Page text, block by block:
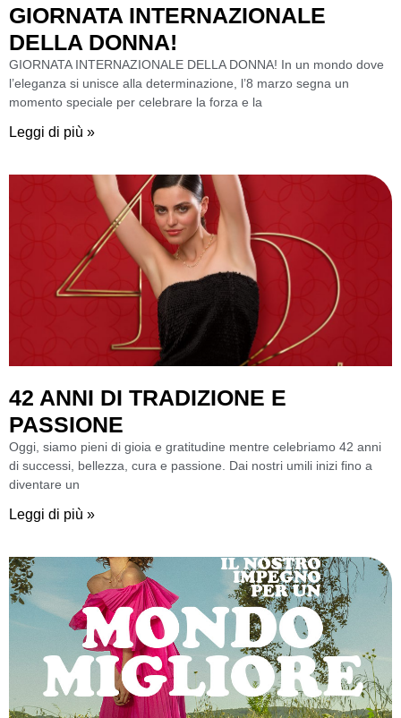
GIORNATA INTERNAZIONALE
DELLA DONNA!
GIORNATA INTERNAZIONALE DELLA DONNA! In un mondo dove
l’eleganza si unisce alla determinazione, l’8 marzo segna un
momento speciale per celebrare la forza e la
Leggi di più »
42 ANNI DI TRADIZIONE E
PASSIONE
Oggi, siamo pieni di gioia e gratitudine mentre celebriamo 42 anni
di successi, bellezza, cura e passione. Dai nostri umili inizi fino a
diventare un
Leggi di più »